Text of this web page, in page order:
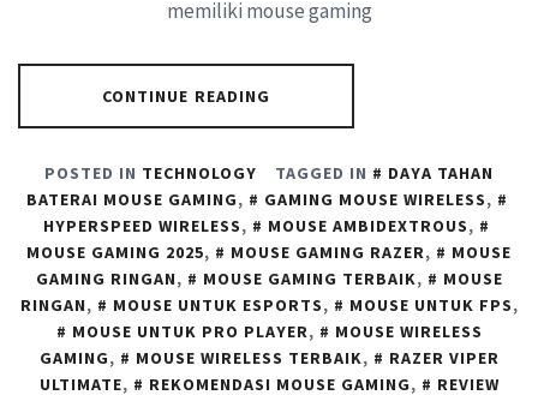
memiliki mouse gaming
CONTINUE READING
POSTED IN TECHNOLOGY TAGGED IN
DAYA TAHAN
BATERAI MOUSE GAMING, GAMING MOUSE WIRELESS,
HYPERSPEED WIRELESS, MOUSE AMBIDEXTROUS,
MOUSE GAMING 2025, MOUSE GAMING RAZER,
MOUSE
GAMING RINGAN, MOUSE GAMING TERBAIK,
MOUSE
RINGAN, MOUSE UNTUK ESPORTS, MOUSE UNTUK FPS,
MOUSE UNTUK PRO PLAYER,
MOUSE WIRELESS
GAMING, MOUSE WIRELESS TERBAIK,
RAZER VIPER
ULTIMATE, REKOMENDASI MOUSE GAMING, REVIEW